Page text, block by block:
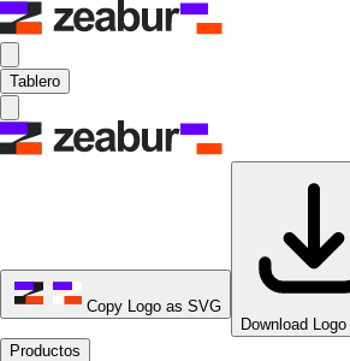
Tablero
Copy Logo as SVG
Download
Productos